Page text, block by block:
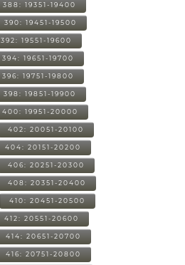
388: 19351-19400
390: 19451-19500
392: 19551-19600
394: 19651-19700
396: 19751-19800
398: 19851-19900
400: 19951-20000
402: 20051-20100
404: 20151-20200
406: 20251-20300
408: 20351-20400
410: 20451-20500
412: 20551-20600
414: 20651-20700
416: 20751-20800